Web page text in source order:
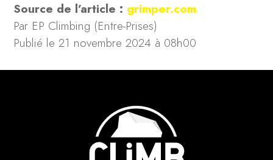
Source de l’article : grimper.com
Par EP Climbing (Entre-Prises)
Publié le21 novembre 2024 à 08h00